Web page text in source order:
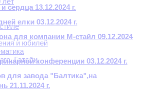
и юбилей
Гэтсби.
сердца 13.12.2024 г.
елки 03.12.2024 г.
для компании М-стайл 09.12.2024
конференции 03.12.2024 г.
для завода "Балтика",на
21.11.2024 г.